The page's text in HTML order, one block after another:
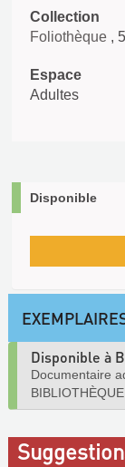
Collection
Foliothèque , 5
Espace
Adultes
Disponible
Disponible à
Documentaire